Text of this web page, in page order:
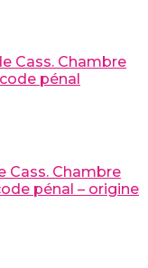
Cass. Chambre
pénal
Cass. Chambre
pénal – origine